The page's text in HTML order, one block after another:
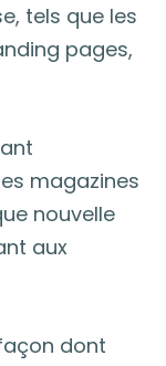
tels que les
pages,
magazines
nouvelle
aux
dont